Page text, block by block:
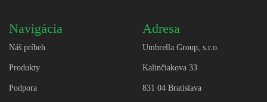
Navigácia
Náš príbeh
Produkty
Podpora
Adresa
Umbrella Group, s.r.o.
Kalinčiakova 33
831 04 Bratislava